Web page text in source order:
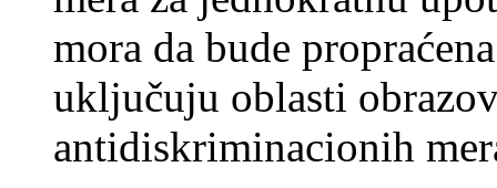
mora da bude
uključuju oblasti
antidiskriminacionih